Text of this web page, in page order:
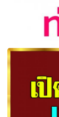
"บิ๊กตู่" จี้ศธ. ปรั
ข้น บุคลากรใ